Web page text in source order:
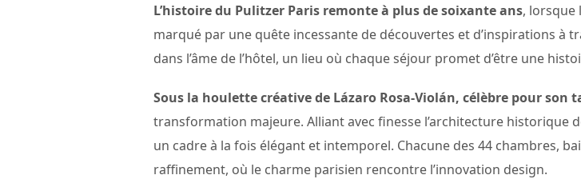
L’histoire du Pulitzer Paris remonte à plus de soixante ans, lorsque
marqué par une quête incessante de découvertes et d’inspirations à
dans l’âme de l’hôtel, un lieu où chaque séjour promet d’être une
Sous la houlette créative de Lázaro Rosa-Violán, célèbre pour son
transformation majeure. Alliant avec finesse l’architecture historique
un cadre à la fois élégant et intemporel. Chacune des 44 chambres,
raffinement, où le charme parisien rencontre l’innovation design.